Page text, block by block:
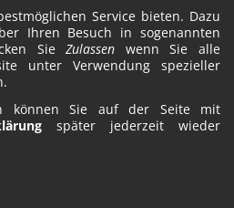
Service bieten. Dazu
Ihren Besuch in sogenannten
SieZulassen wenn Sie alle
unter Verwendung spezieller
können Sie auf der Seite mit
später jederzeit wieder